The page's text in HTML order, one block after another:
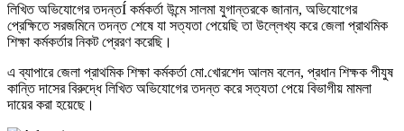
লিখিত অভিযোগের তদন্তÍ কর্মকর্তা উন্মে সালমা যুগান্তরকে জানান, অভিযোগের
প্রেক্ষিতে সরজমিনে তদন্ত শেষে যা সত্যতা পেয়েছি তা উল্লেখ্য করে জেলা প্রাথমিক
শিক্ষা কর্মকর্তার নিকট প্রেরণ করেছি।
এ ব্যাপারে জেলা প্রাথমিক শিক্ষা কর্মকর্তা মো.খোরশেদ আলম বলেন, প্রধান শিক্ষক পীযুষ
কান্তি দাসের বিরুদ্ধে লিখিত অভিযোগের তদন্ত করে সত্যতা পেয়ে বিভাগীয় মামলা
দায়ের করা হয়েছে।